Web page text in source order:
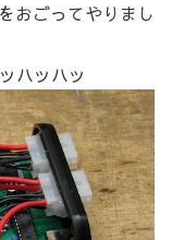
おごってやりまし
ハッハッ